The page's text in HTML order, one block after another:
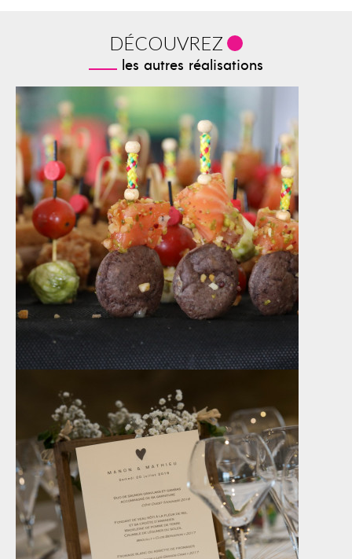
DÉCOUVREZ
les autres réalisations
VOIR LA RÉALISATION